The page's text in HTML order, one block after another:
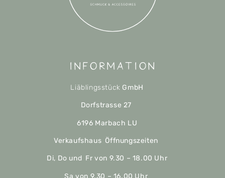
Information
Liäblingsstück GmbH
Dorfstrasse 27
6196 Marbach LU
Verkaufshaus Öffnungszeiten
Di, Do und Fr von 9.30 – 18.00 Uhr
Sa von 9.30 – 16.00 Uhr